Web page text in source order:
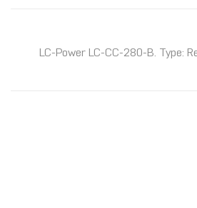
LC-Power LC-CC-280-B. Type: